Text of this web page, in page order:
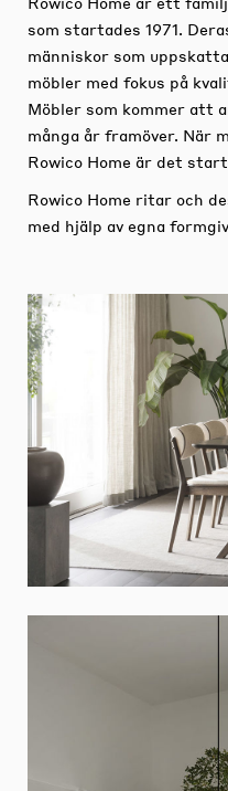
som startades 1971.
människor som
möbler med fokus på
Möbler som kommer att
många år framöver. När
Rowico Home är det
Rowico Home ritar och
med hjälp av egna